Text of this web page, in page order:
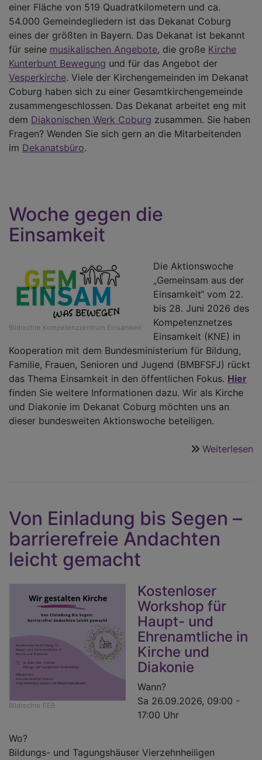
einer Fläche von 519 Quadratkilometern und ca.
54.000 Gemeindegliedern ist das Dekanat Coburg
eines der größten in Bayern. Das Dekanat ist bekannt
für seine musikalischen Angebote, die große Kirche
Kunterbunt Bewegung und für das Angebot der
Vesperkirche. Viele der Kirchengemeinden im Dekanat
Coburg haben sich zu einer Gesamtkirchengemeinde
zusammengeschlossen. Das Dekanat arbeitet eng mit
dem Diakonischen Werk Coburg zusammen. Sie haben
Fragen? Wenden Sie sich gern an die Mitarbeitenden
im Dekanatsbüro.
Woche gegen die
Einsamkeit
Bildrechte Kompetenzzentrum Einsamkeit
Die Aktionswoche
„Gemeinsam aus der
Einsamkeit“ vom 22.
bis 28. Juni 2026 des
Kompetenznetzes
Einsamkeit (KNE) in
Kooperation mit dem Bundesministerium für Bildung,
Familie, Frauen, Senioren und Jugend (BMBFSFJ) rückt
das Thema Einsamkeit in den öffentlichen Fokus. Hier
finden Sie weitere Informationen dazu. Wir als Kirche
und Diakonie im Dekanat Coburg möchten uns an
dieser bundesweiten Aktionswoche beteiligen.
Weiterlesen
Von Einladung bis Segen –
barrierefreie Andachten
leicht gemacht
Bildrechte EEB
Kostenloser
Workshop für
Haupt- und
Ehrenamtliche in
Kirche und
Diakonie
Wann?
Sa 26.09.2026, 09:00 -
17:00 Uhr
Wo?
Bildungs- und Tagungshäuser Vierzehnheiligen